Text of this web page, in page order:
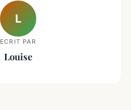
L
ECRIT PAR
Louise